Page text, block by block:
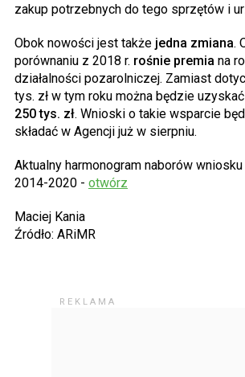
zakup potrzebnych do tego sprzętów i
Obok nowości jest także jedna zmiana.
porównaniu z 2018 r. rośnie premia na
działalności pozarolniczej. Zamiast
tys. zł w tym roku można będzie uzyskać
250 tys. zł. Wnioski o takie wsparcie
składać w Agencji już w sierpniu.
Aktualny harmonogram naborów
2014-2020 - otwórz
Maciej Kania
Źródło: ARiMR